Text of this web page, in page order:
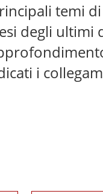
temi
degli
i